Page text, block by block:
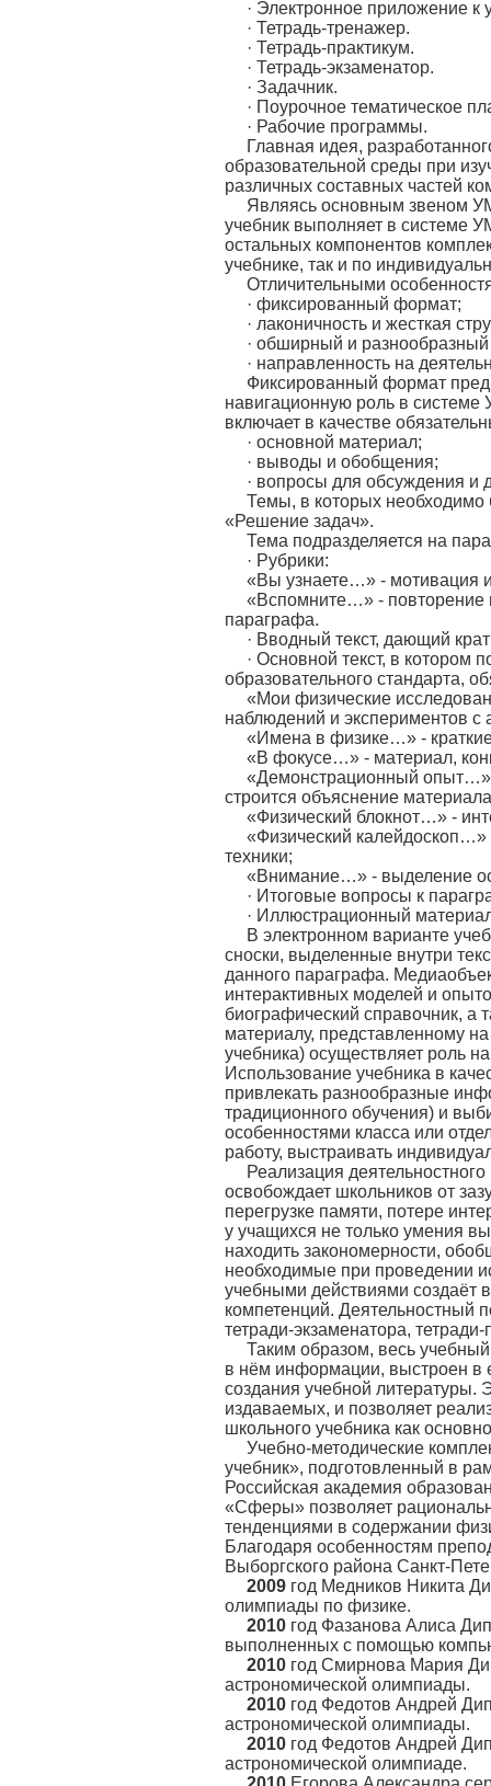
· Электронное приложение к
· Тетрадь-тренажер.
· Тетрадь-практикум.
· Тетрадь-экзаменатор.
· Задачник.
· Поурочное тематическое
· Рабочие программы.
Главная идея,
образовательной среды при
различных составных частей
Являясь основным звеном
учебник выполняет в системе
остальных компонентов
учебнике, так и по
Отличительными
· фиксированный формат;
· лаконичность и жесткая
· обширный и
· направленность на
Фиксированный формат
навигационную роль в системе
включает в качестве
· основной материал;
· выводы и обобщения;
· вопросы для обсуждения и
Темы, в которых необходимо
«Решение задач».
Тема подразделяется на
· Рубрики:
«Вы узнаете…» - мотивация
«Вспомните…» - повторение
параграфа.
· Вводный текст, дающий
· Основной текст, в котором
образовательного стандарта,
«Мои физические
наблюдений и экспериментов
«Имена в физике…» -
«В фокусе…» - материал,
«Демонстрационный опыт…»
строится объяснение
«Физический блокнот…» -
«Физический
техники;
«Внимание…» - выделение
· Итоговые вопросы к
· Иллюстрационный
В электронном варианте
сноски, выделенные внутри
данного параграфа.
интерактивных моделей и
биографический справочник, а
материалу, представленному
учебника) осуществляет роль
Использование учебника в
привлекать разнообразные
традиционного обучения) и
особенностями класса или
работу, выстраивать
Реализация
освобождает школьников от
перегрузке памяти, потере
у учащихся не только умения
находить закономерности,
необходимые при проведении
учебными действиями создаёт
компетенций. Деятельностный
тетради-экзаменатора,
Таким образом, весь
в нём информации, выстроен в
создания учебной литературы.
издаваемых, и позволяет
школьного учебника как
Учебно-методические
учебник», подготовленный в
Российская академия
«Сферы» позволяет
тенденциями в содержании
Благодаря особенностям
Выборгского района Санкт-
2009 год Медников Никита
олимпиады по физике.
2010 год Фазанова Алиса
выполненных с помощью
2010 год Смирнова Мария
астрономической олимпиады.
2010 год Федотов Андрей
астрономической олимпиады.
2010 год Федотов Андрей
астрономической олимпиаде.